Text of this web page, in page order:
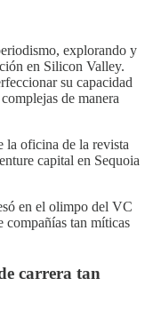
explorando y
en Silicon Valley.
su capacidad
de manera
la oficina de la revista
capital en Sequoia
en el olimpo del VC
compañías tan míticas
carrera tan